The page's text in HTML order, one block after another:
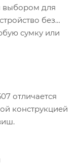
выбором для
без
сумку или
отличается
конструкцией